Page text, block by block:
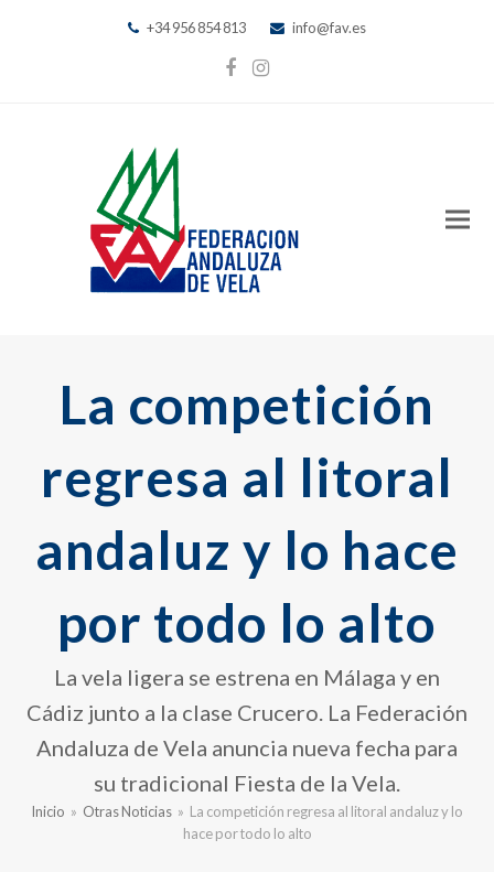
+34 956 854 813 info@fav.es
Facebook
Instagram
La competición
regresa al litoral
andaluz y lo hace
por todo lo alto
La vela ligera se estrena en Málaga y en
Cádiz junto a la clase Crucero. La Federación
Andaluza de Vela anuncia nueva fecha para
su tradicional Fiesta de la Vela.
Inicio » Otras Noticias » La competición regresa al litoral andaluz y lo
hace por todo lo alto